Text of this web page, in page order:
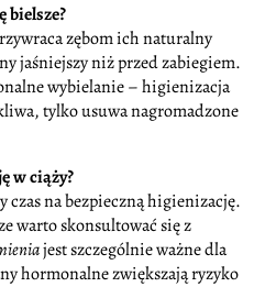
bielsze?
zębom ich naturalny
jaśniejszy niż przed zabiegiem.
wybielanie – higienizacja
tylko usuwa nagromadzone
w ciąży?
czas na bezpieczną higienizację.
warto skonsultować się z
jest szczególnie ważne dla
hormonalne zwiększają ryzyko